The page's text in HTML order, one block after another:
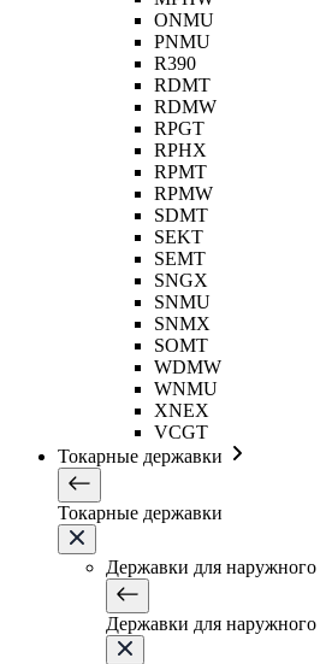
ONMU
PNMU
R390
RDMT
RDMW
RPGT
RPHX
RPMT
RPMW
SDMT
SEKT
SEMT
SNGX
SNMU
SNMX
SOMT
WDMW
WNMU
XNEX
VCGT
Токарные державки
Токарные державки
Державки для наружного
Державки для наружного